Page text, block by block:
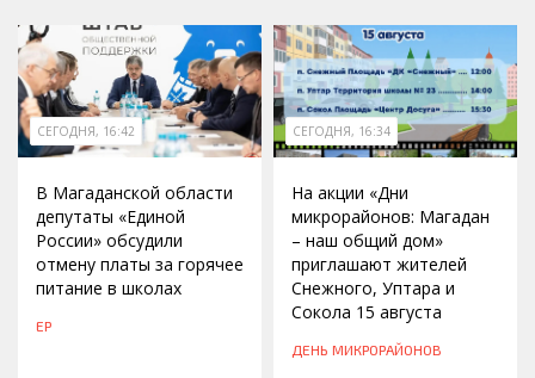
СЕГОДНЯ, 16:42
В Магаданской области
депутаты «Единой
России» обсудили
отмену платы за горячее
питание в школах
ЕР
СЕГОДНЯ, 16:34
На акции «Дни
микрорайонов: Магадан
– наш общий дом»
приглашают жителей
Снежного, Уптара и
Сокола 15 августа
ДЕНЬ МИКРОРАЙОНОВ